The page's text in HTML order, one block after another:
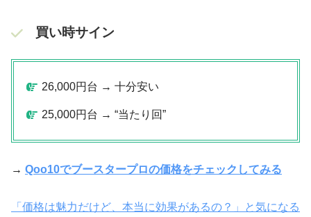
買い時サイン
26,000円台 → 十分安い
25,000円台 → “当たり回”
→ Qoo10でブースタープロの価格をチェックしてみる
「価格は魅力だけど、本当に効果があるの？」と気になる